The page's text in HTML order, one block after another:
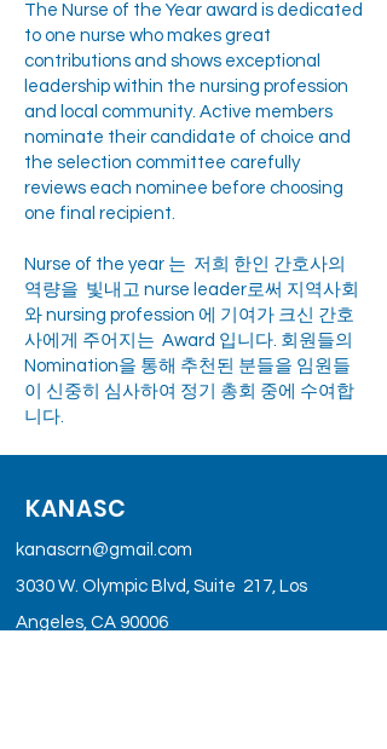
The Nurse of the Year award is dedicated
to one nurse who makes great
contributions and shows exceptional
leadership within the nursing profession
and local community. Active members
nominate their candidate of choice and
the selection committee carefully
reviews each nominee before choosing
one final recipient.
Nurse of the year 는 저희 한인 간호사의
역량을 빛내고 nurse leader로써 지역사회
와 nursing profession 에 기여가 크신 간호
사에게 주어지는 Award 입니다. 회원들의
Nomination을 통해 추천된 분들을 임원들
이 신중히 심사하여 정기 총회 중에 수여합
니다.
KANASC
kanascrn@gmail.com
3030 W. Olympic Blvd, Suite 217, Los
Angeles, CA 90006